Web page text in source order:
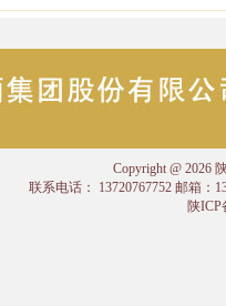
Copyright @ 2026
联系电话： 13720767752 邮箱：
陕ICP